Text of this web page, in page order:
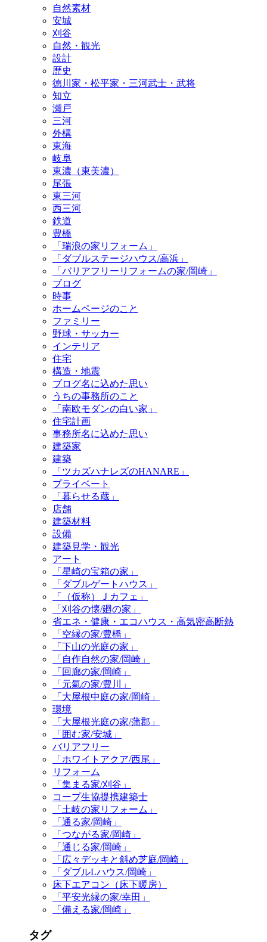
自然素材
安城
刈谷
自然・観光
設計
歴史
徳川家・松平家・三河武士・武将
知立
瀬戸
三河
外構
東海
岐阜
東濃（東美濃）
尾張
東三河
西三河
鉄道
豊橋
「瑞浪の家リフォーム」
「ダブルステージハウス/高浜」
「バリアフリーリフォームの家/岡崎」
ブログ
時事
ホームページのこと
ファミリー
野球・サッカー
インテリア
住宅
構造・地震
ブログ名に込めた思い
うちの事務所のこと
「南欧モダンの白い家」
住宅計画
事務所名に込めた思い
建築家
建築
「ツカズハナレズのHANARE」
プライベート
「暮らせる蔵」
店舗
建築材料
設備
建築見学・観光
アート
「星崎の宝箱の家」
「ダブルゲートハウス」
「（仮称）Ｊカフェ」
「刈谷の懐/廻の家」
省エネ・健康・エコハウス・高気密高断熱
「空縁の家/豊橋」
「下山の光庭の家」
「自作自然の家/岡崎」
「回廊の家/岡崎」
「元氣の家/豊川」
「大屋根中庭の家/岡崎」
環境
「大屋根光庭の家/蒲郡」
「囲む家/安城」
バリアフリー
「ホワイトアクア/西尾」
リフォーム
「集まる家/刈谷」
コープ生協提携建築士
「土岐の家リフォーム」
「通る家/岡崎」
「つながる家/岡崎」
「通じる家/岡崎」
「広々デッキと斜め芝庭/岡崎」
「ダブルLハウス/岡崎」
床下エアコン（床下暖房）
「平安光縁の家/幸田」
「備える家/岡崎」
タグ